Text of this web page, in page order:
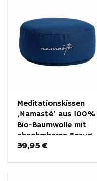
Meditationskissen
‚Namasté‘ aus 100%
Bio-Baumwolle mit
abnehmbaren Bezug
39,95€